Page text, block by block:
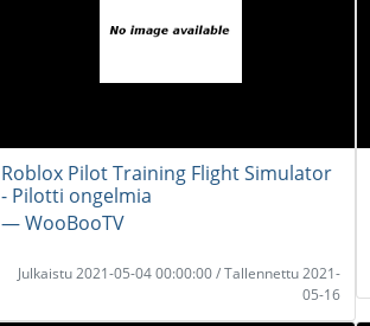
Roblox Pilot Training Flight Simulator
- Pilotti ongelmia
― WooBooTV
Julkaistu 2021-05-04 00:00:00 / Tallennettu 2021-
05-16